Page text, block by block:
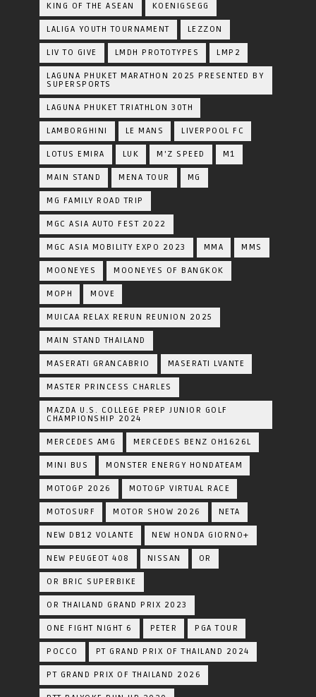
KING OF THE ASEAN KOENIGSEGG
LALIGA YOUTH TOURNAMENT LEZZON
LIV TO GIVE LMDH PROTOTYPES LMP2
LAGUNA PHUKET MARATHON 2025 PRESENTED BY
SUPERSPORTS
LAGUNA PHUKET TRIATHLON 30TH
LAMBORGHINI LE MANS LIVERPOOL FC
LOTUS EMIRA LUK M'Z SPEED M1
MAIN STAND MENA TOUR MG
MG FAMILY ROAD TRIP
MGC ASIA AUTO FEST 2022
MGC ASIA MOBILITY EXPO 2023 MMA MMS
MOONEYES MOONEYES OF BANGKOK
MOPH MOVE
MUICAA RELAX RERUN REUNION 2025
MAIN STAND THAILAND
MASERATI GRANCABRIO MASERATI LVANTE
MASTER PRINCESS CHARLES
MAZDA U.S. COLLEGE PREP JUNIOR GOLF
CHAMPIONSHIP 2024
MERCEDES AMG MERCEDES BENZ OH1626L
MINI BUS MONSTER ENERGY HONDATEAM
MOTOGP 2026 MOTOGP VIRTUAL RACE
MOTOSURF MOTOR SHOW 2026 NETA
NEW DB12 VOLANTE NEW HONDA GIORNO+
NEW PEUGEOT 408 NISSAN OR
OR BRIC SUPERBIKE
OR THAILAND GRAND PRIX 2023
ONE FIGHT NIGHT 6 PETER PGA TOUR
POCCO PT GRAND PRIX OF THAILAND 2024
PT GRAND PRIX OF THAILAND 2026